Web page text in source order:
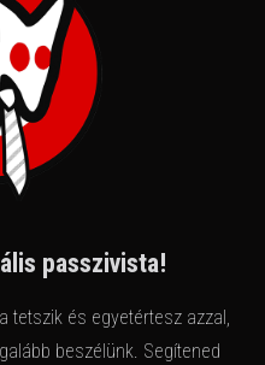
passzivista!
tetszik és egyetértesz azzal,
beszélünk. Segítened